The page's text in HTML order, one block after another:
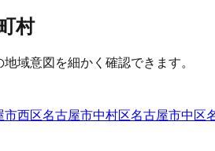
村
域意図を細かく確認できます。
市西区名古屋市中村区名古屋市中区